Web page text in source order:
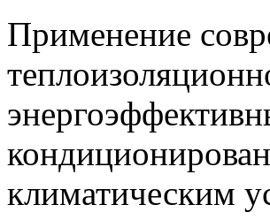
Применение
климатическим